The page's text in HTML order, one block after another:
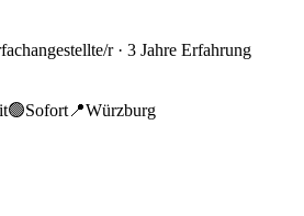
r· 3 Jahre Erfahrung
🟢Sofort 📍Würzburg